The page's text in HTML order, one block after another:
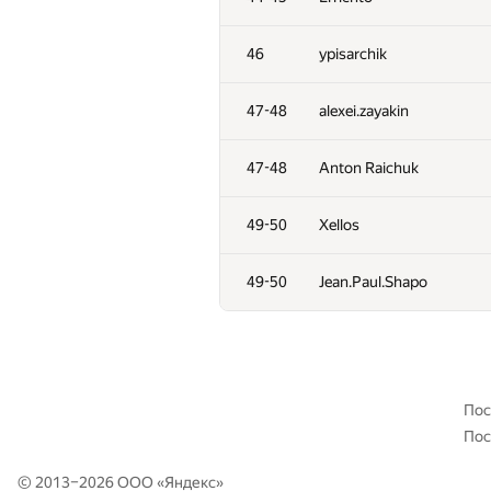
46 ypisarchik
47-48 alexei.zayakin
47-48 Anton Raichuk
49-50 Xellos
49-50 Jean.Paul.Shapo
11 Stonefeang
12 imbaovertroll
13 Александр Останин
14 snoweverwyhere
15 Merkurev
Mohammad Nematollahi
© 2013–2026 ООО «Яндекс»